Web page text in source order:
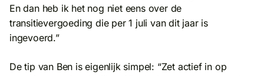
En dan heb ik het nog niet eens over de
transitievergoeding die per 1 juli van dit jaar is
ingevoerd.”
De tip van Ben is eigenlijk simpel: “Zet actief in op